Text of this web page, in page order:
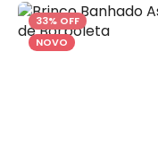
33% OFF
NOVO